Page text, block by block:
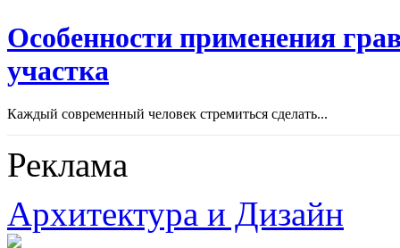
Особенности применения
участка
Каждый современный человек стремиться сделать...
Реклама
Архитектура и Дизайн